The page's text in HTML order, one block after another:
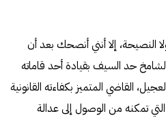
النصيحة، إلا أنني أنصحك بعد أن
حد السيف بقيادة أحد قاماته
القاضي المتميز بكفاءته القانونية
التي تمكنه من الوصول إلى عدالة